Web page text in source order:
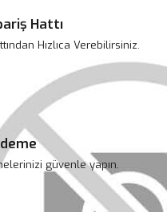
Hattı
Hızlıca Verebilirsiniz.
güvenle yapın.